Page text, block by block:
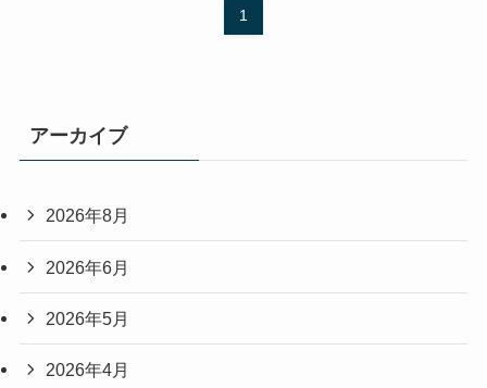
1
アーカイブ
2026年8月
2026年6月
2026年5月
2026年4月